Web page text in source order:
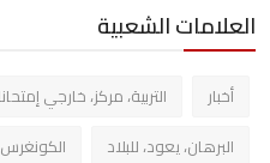
العلامات الشعبية
أخبار
التربية، مركز، خارجي
البرهان، يعود، للبلاد